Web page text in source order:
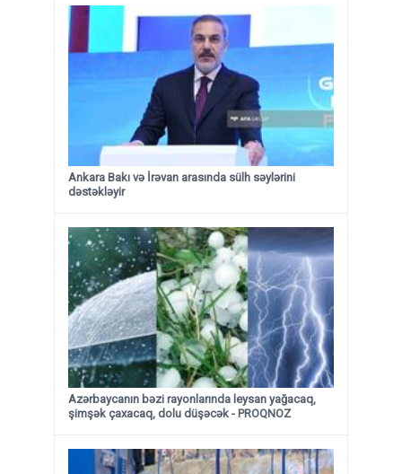
Ankara Bakı və İrəvan arasında sülh səylərini
dəstəkləyir
Azərbaycanın bəzi rayonlarında leysan yağacaq,
şimşək çaxacaq, dolu düşəcək - PROQNOZ